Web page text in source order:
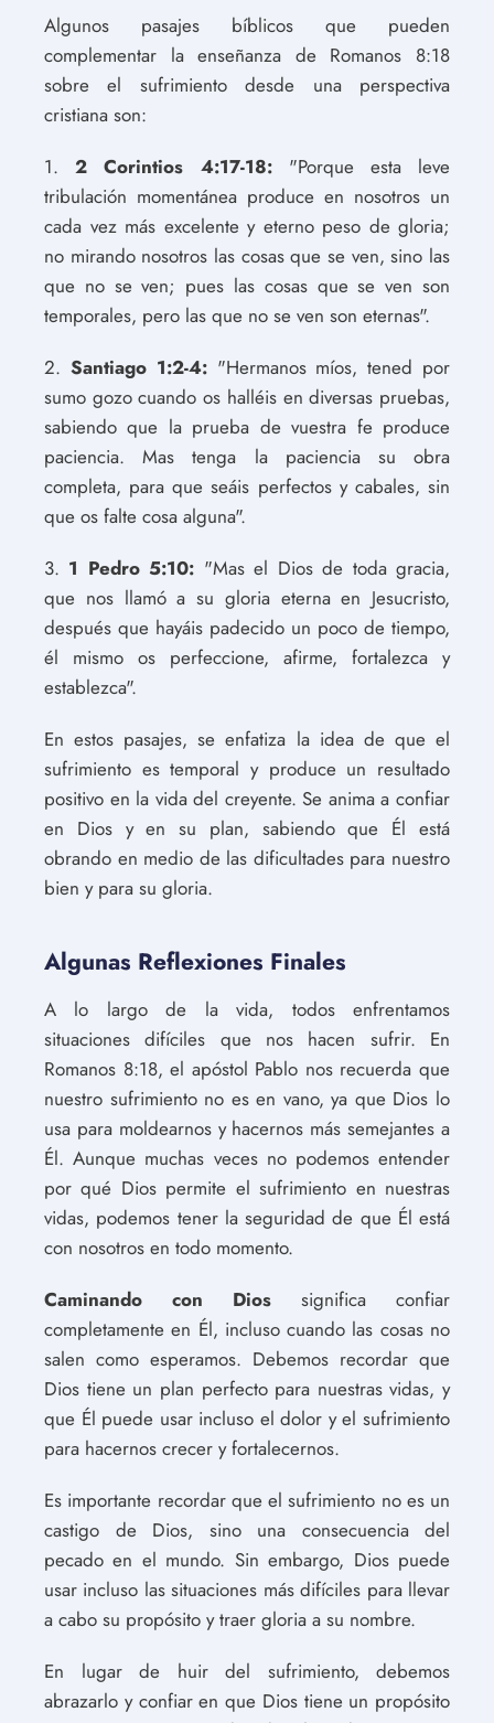
Algunos pasajes bíblicos que pueden
complementar la enseñanza de Romanos 8:18
sobre el sufrimiento desde una perspectiva
cristiana son:
1.2 Corintios 4:17-18:"Porque esta leve
tribulación momentánea produce en nosotros un
cada vez más excelente y eterno peso de gloria;
no mirando nosotros las cosas que se ven, sino las
que no se ven; pues las cosas que se ven son
temporales, pero las que no se ven son eternas".
2. Santiago 1:2-4:"Hermanos míos, tened por
sumo gozo cuando os halléis en diversas pruebas,
sabiendo que la prueba de vuestra fe produce
paciencia. Mas tenga la paciencia su obra
completa, para que seáis perfectos y cabales, sin
que os falte cosa alguna".
3. 1 Pedro 5:10: "Mas el Dios de toda gracia,
que nos llamó a su gloria eterna en Jesucristo,
después que hayáis padecido un poco de tiempo,
él mismo os perfeccione, afirme, fortalezca y
establezca".
En estos pasajes, se enfatiza la idea de que el
sufrimiento es temporal y produce un resultado
positivo en la vida del creyente. Se anima a confiar
en Dios y en su plan, sabiendo que Él está
obrando en medio de las dificultades para nuestro
bien y para su gloria.
Algunas Reflexiones Finales
A lo largo de la vida, todos enfrentamos
situaciones difíciles que nos hacen sufrir. En
Romanos 8:18, el apóstol Pablo nos recuerda que
nuestro sufrimiento no es en vano, ya que Dios lo
usa para moldearnos y hacernos más semejantes a
Él. Aunque muchas veces no podemos entender
por qué Dios permite el sufrimiento en nuestras
vidas, podemos tener la seguridad de que Él está
con nosotros en todo momento.
Caminando con Dios significa confiar
completamente en Él, incluso cuando las cosas no
salen como esperamos. Debemos recordar que
Dios tiene un plan perfecto para nuestras vidas, y
que Él puede usar incluso el dolor y el sufrimiento
para hacernos crecer y fortalecernos.
Es importante recordar que el sufrimiento no es un
castigo de Dios, sino una consecuencia del
pecado en el mundo. Sin embargo, Dios puede
usar incluso las situaciones más difíciles para llevar
a cabo su propósito y traer gloria a su nombre.
En lugar de huir del sufrimiento, debemos
abrazarlo y confiar en que Dios tiene un propósito